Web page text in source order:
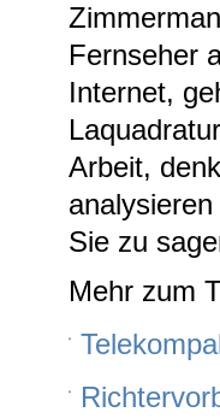
Fernseher
Internet,
Arbeit,
Sie zu
Mehr zum